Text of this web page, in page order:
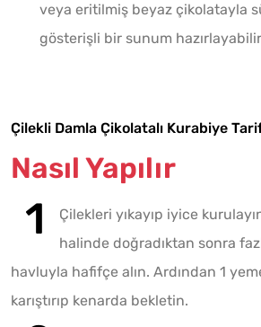
veya eritilmiş beyaz çikolatayla
gösterişli bir sunum
Çilekli Damla Çikolatalı Kurabiye
Nasıl Yapılır
Çilekleri yıkayıp iyice
halinde doğradıktan sonra
havluyla hafifçe alın. Ardından 1
karıştırıp kenarda bekletin.